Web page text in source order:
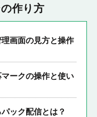
作り方
理画面の見方と操作
ークの操作と使い
ック配信とは？